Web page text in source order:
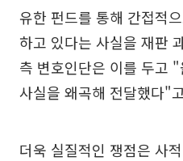
유한 펀드를 통해 간접적
하고 있다는 사실을 재판
측 변호인단은 이를 두고
사실을 왜곡해 전달했다"
더욱 실질적인 쟁점은 사